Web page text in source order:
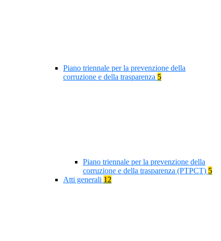
Piano triennale per la prevenzione della
corruzione e della trasparenza 5
Piano triennale per la prevenzione della
corruzione e della trasparenza (PTPCT) 5
Atti generali 12